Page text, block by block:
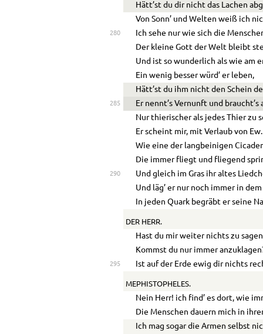
Hätt’st du dir nicht das Lachen
Von Sonn’ und Welten weiß ich
280
Ich sehe nur wie sich die
Der kleine Gott der Welt bleibt
Und ist so wunderlich als wie am
Ein wenig besser würd’ er leben,
Hätt’st du ihm nicht den Schein
285
Er nennt’s Vernunft und braucht’s
Nur thierischer als jedes Thier zu
Er scheint mir, mit Verlaub von
Wie eine der langbeinigen
Die immer fliegt und fliegend
290
Und gleich im Gras ihr altes
Und läg’ er nur noch immer in dem
In jeden Quark begräbt er seine
DER HERR.
Hast du mir weiter nichts zu
Kommst du nur immer
295 Ist auf der Erde ewig dir nichts
MEPHISTOPHELES.
Nein Herr! ich find’ es dort, wie
Die Menschen dauern mich in
Ich mag sogar die Armen selbst